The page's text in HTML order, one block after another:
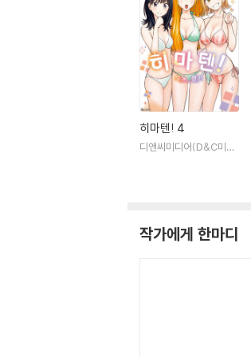
히마텐! 4
디앤씨미디어(D&C미디
작가에게 한마디